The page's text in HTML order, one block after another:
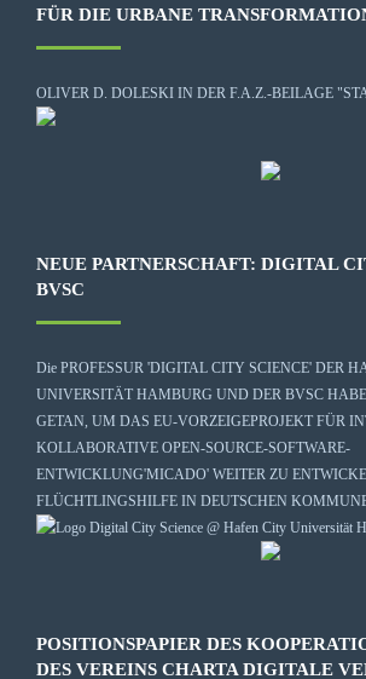
FÜR DIE URBANE
OLIVER D. DOLESKI IN DER F.A.Z.-BEILAGE
NEUE PARTNERSCHAFT: DIGITAL
BVSC
Die PROFESSUR 'DIGITAL CITY SCIENCE' DER
UNIVERSITÄT HAMBURG UND DER BVSC
GETAN, UM DAS EU-VORZEIGEPROJEKT FÜR
KOLLABORATIVE OPEN-SOURCE-SOFTWARE-
ENTWICKLUNG'MICADO' WEITER ZU
FLÜCHTLINGSHILFE IN DEUTSCHEN
POSITIONSPAPIER DES
DES VEREINS CHARTA DIGITALE